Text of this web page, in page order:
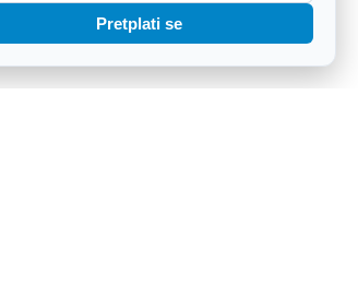
Pretplati se